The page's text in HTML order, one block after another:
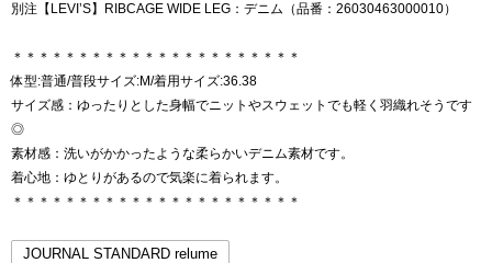
別注【LEVI’S】RIBCAGE WIDE LEG：デニム（品番：26030463000010）
＊＊＊＊＊＊＊＊＊＊＊＊＊＊＊＊＊＊＊＊＊＊
体型:普通/普段サイズ:M/着用サイズ:36.38
サイズ感：ゆったりとした身幅でニットやスウェットでも軽く羽織れそうです
◎
素材感：洗いがかかったような柔らかいデニム素材です。
着心地：ゆとりがあるので気楽に着られます。
＊＊＊＊＊＊＊＊＊＊＊＊＊＊＊＊＊＊＊＊＊＊
JOURNAL STANDARD relume